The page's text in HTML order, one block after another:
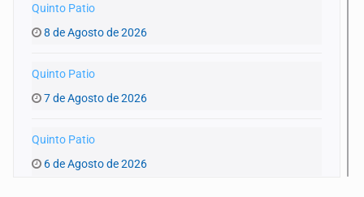
Quinto Patio
8 de Agosto de 2026
Quinto Patio
7 de Agosto de 2026
Quinto Patio
6 de Agosto de 2026